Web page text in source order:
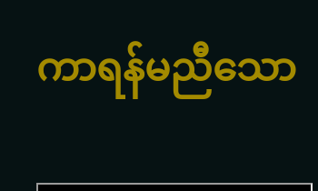
ကာရန်မညီသော